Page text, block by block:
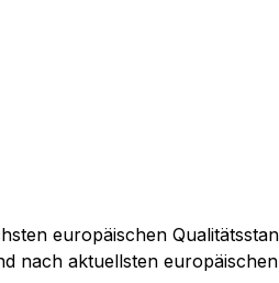
europäischen
nach aktuellsten